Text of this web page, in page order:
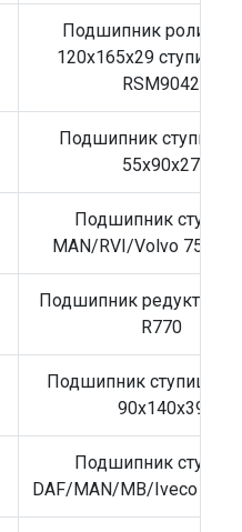
Подшипник
120x165x29 ступицы
RSM9042
Подшипник ступицы
55x90x27
Подшипник
MAN/RVI/Volvo
Подшипник редуктора
R770
Подшипник ступицы
90x140x39
Подшипник
DAF/MAN/MB/Iveco